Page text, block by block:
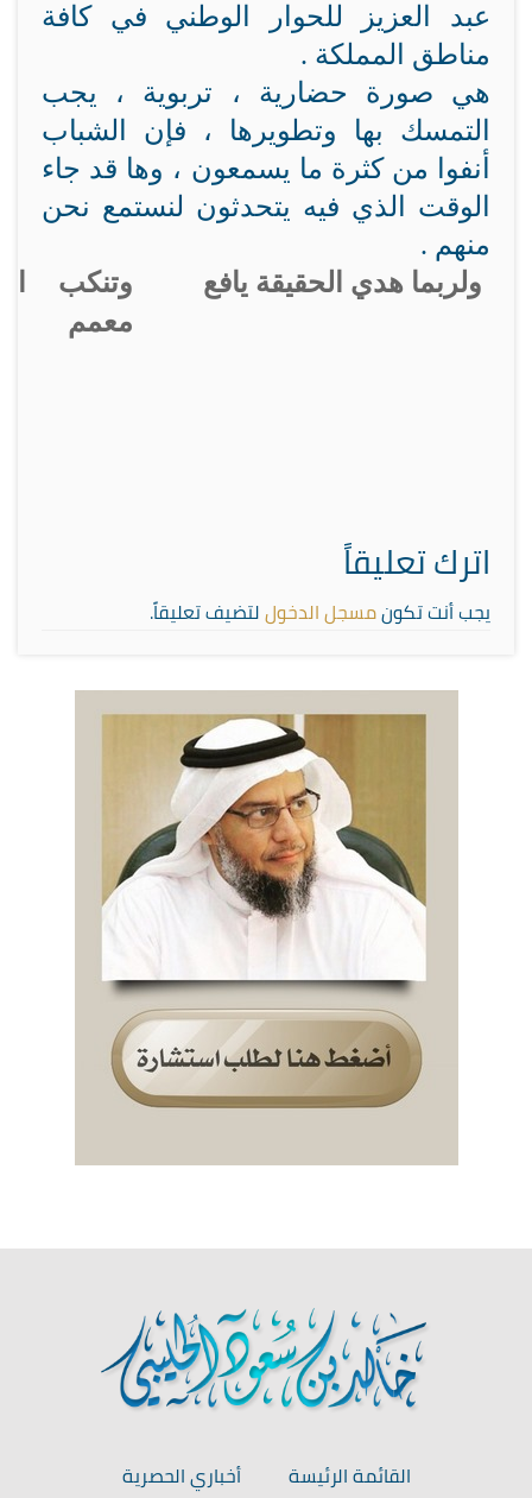
عبد العزيز للحوار الوطني في كافة
مناطق المملكة .
هي صورة حضارية ، تربوية ، يجب
التمسك بها وتطويرها ، فإن الشباب
أنفوا من كثرة ما يسمعون ، وها قد جاء
الوقت الذي فيه يتحدثون لنستمع نحن
منهم .
ولربما هدي الحقيقة يافع
وتنكب
معمم
اترك تعليقاً
يجب أنت تكونمسجل الدخوللتضيف تعليقاً.
القائمة الرئيسة
أخباري الحصرية